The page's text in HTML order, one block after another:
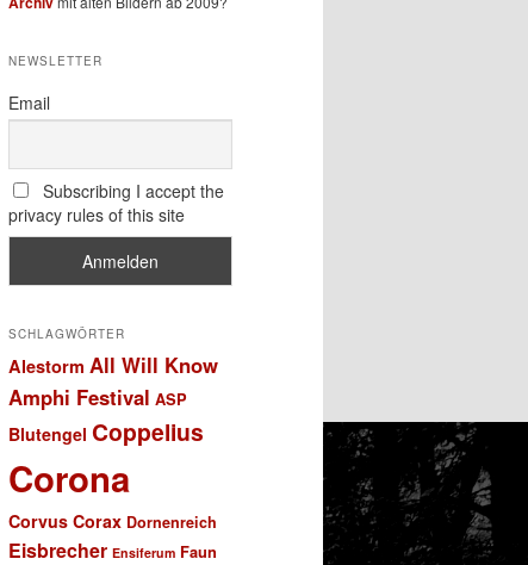
NEWSLETTER
Email
Subscribing I accept the
privacy rules of this site
SCHLAGWÖRTER
Alestorm All Will Know
Amphi Festival ASP
Blutengel Coppelius
Corona
Corvus Corax Dornenreich
Eisbrecher Ensiferum Faun